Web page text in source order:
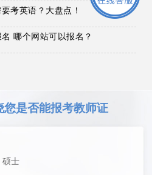
考英语？大盘点！
哪个网站可以报名？
您是否能报考教师证
硕士